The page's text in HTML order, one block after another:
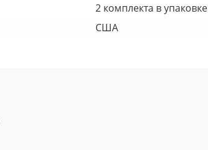
2 комплекта в упаковке
США